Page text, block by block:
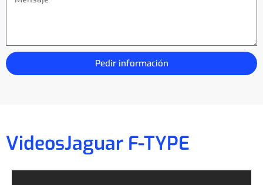
Pedir información
VideosJaguar F-TYPE